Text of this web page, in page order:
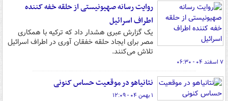
روایت رسانه صهیونیستی از حلقه خفه کننده
اطراف اسرائیل
یک گزارش عبری هشدار داد که ترکیه با همکاری
مصر برای ایجاد حلقه خفقان آوری در اطراف اسرائیل
تلاش می‌کنند.
۷ اسفند ۰۴ - ۰۶:۳۰
نتانیاهو در موقعیت حساس کنونی
۱ بهمن ۰۴ - ۱۲:۰۹